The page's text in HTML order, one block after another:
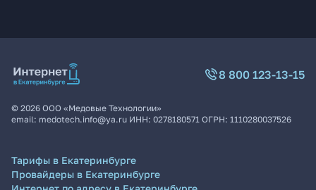
8 800 123-13-15
© 2026 ООО «Медовые Технологии»
email: medotech.info@ya.ru ИНН: 0278180571 ОГРН: 1110280037526
Тарифы в Екатеринбурге
Провайдеры в Екатеринбурге